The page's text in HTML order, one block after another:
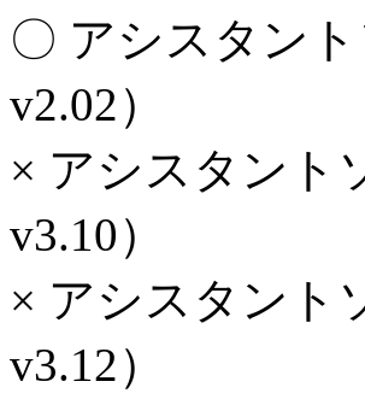
〇 アシスタン
v2.02）
× アシスタント
v3.10）
× アシスタント
v3.12）